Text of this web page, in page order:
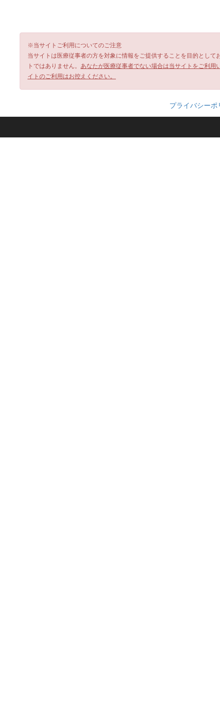
※当サイトご利用についてのご注意
当サイトは医療従事者の方を対象に情報をご提供することを目的とし
トではありません。 あなたが医療従事者でない場合は当サイトをご利
イトのご利用はお控えください。
プライバシーポ